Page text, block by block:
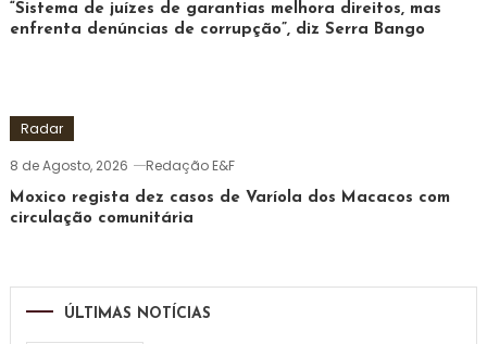
“Sistema de juízes de garantias melhora direitos, mas
enfrenta denúncias de corrupção”, diz Serra Bango
Radar
8 de Agosto, 2026
Redação E&F
Moxico regista dez casos de Varíola dos Macacos com
circulação comunitária
ÚLTIMAS NOTÍCIAS